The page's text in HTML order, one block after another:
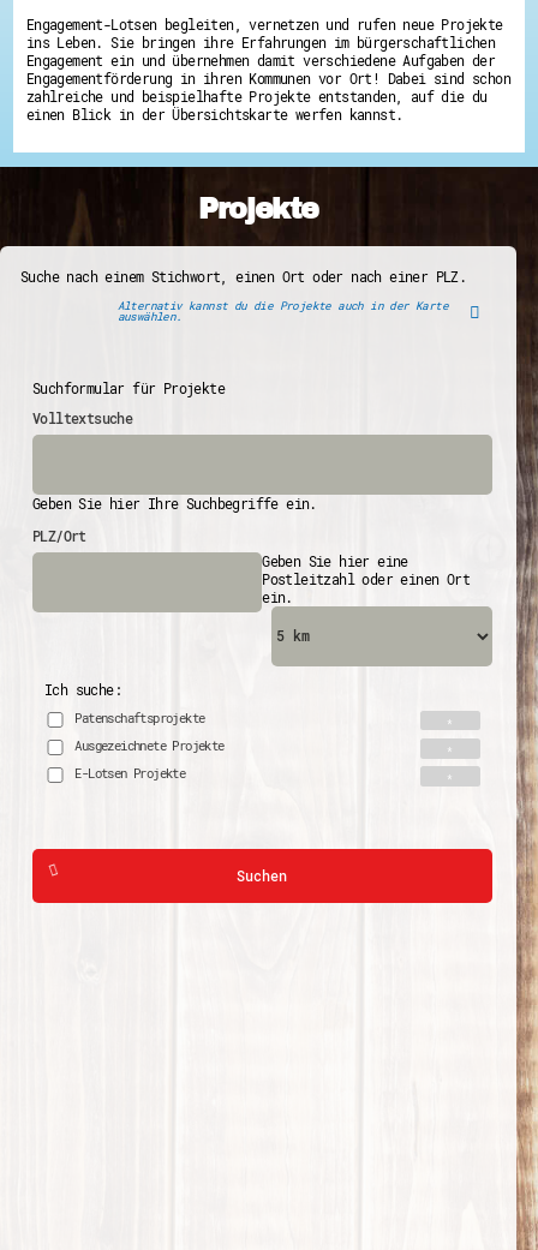
Engagement-Lotsen begleiten, vernetzen und rufen neue Projekte
ins Leben. Sie bringen ihre Erfahrungen im bürgerschaftlichen
Engagement ein und übernehmen damit verschiedene Aufgaben der
Engagementförderung in ihren Kommunen vor Ort! Dabei sind schon
zahlreiche und beispielhafte Projekte entstanden, auf die du
einen Blick in der Übersichtskarte werfen kannst.
Projekte
Suche nach einem Stichwort, einen Ort oder nach einer PLZ.
Alternativ kannst du die Projekte auch in der Karte
auswählen.
Suchformular für Projekte
Volltextsuche
Geben Sie hier Ihre Suchbegriffe ein.
PLZ/Ort
Geben Sie hier eine
Postleitzahl oder einen Ort
ein.
Ich suche:
Patenschaftsprojekte
Ausgezeichnete Projekte
E-Lotsen Projekte
Suchen